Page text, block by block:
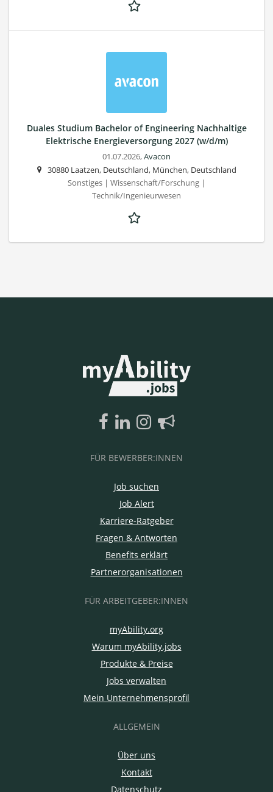
Duales Studium Bachelor of Engineering Nachhaltige
Elektrische Energieversorgung 2027 (w/d/m)
01.07.2026,Avacon
30880 Laatzen, Deutschland, München, Deutschland
Sonstiges | Wissenschaft/Forschung |
Technik/Ingenieurwesen
FÜR BEWERBER:INNEN
Job suchen
Job Alert
Karriere-Ratgeber
Fragen & Antworten
Benefits erklärt
Partnerorganisationen
FÜR ARBEITGEBER:INNEN
myAbility.org
Warum myAbility.jobs
Produkte & Preise
Jobs verwalten
Mein Unternehmensprofil
ALLGEMEIN
Über uns
Kontakt
Datenschutz